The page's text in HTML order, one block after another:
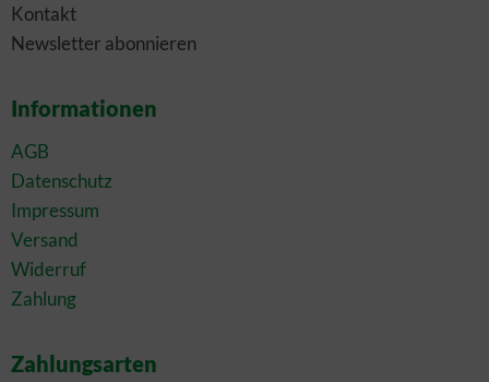
Kontakt
Newsletter abonnieren
Informationen
AGB
Datenschutz
Impressum
Versand
Widerruf
Zahlung
Zahlungsarten